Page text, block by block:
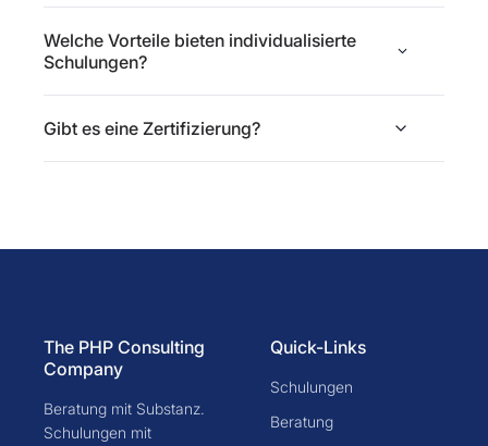
Welche Vorteile bieten individualisierte
Schulungen?
Gibt es eine Zertifizierung?
The PHP Consulting
Company
Beratung mit Substanz.
Schulungen mit
Quick-Links
Schulungen
Beratung